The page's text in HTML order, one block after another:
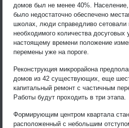
домов был не менее 40%. Население,
было недостаточно обеспечено
школах, люди справедливо сетовали
необходимого количества
настоящему времени положение
перемены уже на пороге.
Реконструкция микрорайона
домов из 42 существующих, еще
капитальный ремонт с частичным
Работы будут проходить в три этапа.
Формирующим центром квартала
расположенный с небольшим